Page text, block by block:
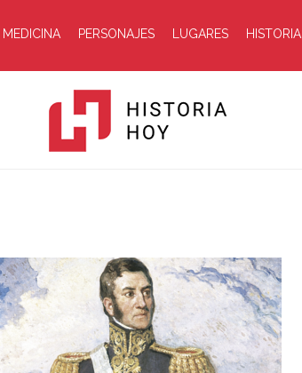
MEDICINA PERSONAJES LUGARES HISTORIA
Hoy